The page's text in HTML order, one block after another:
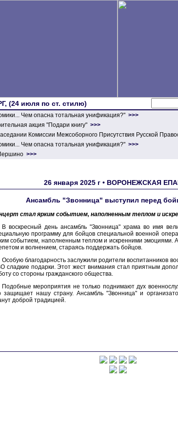
(24 июля по ст. стилю)
Чем опасна тотальная унификация?" >>>
акция "Подари книгу" >>>
Комиссии Межсоборного Присутствия Русской
Чем опасна тотальная унификация?" >>>
>>>
26 января 2025 г • ВОРОНЕЖСКАЯ
Ансамбль "Звонница" выступил перед
стал ярким событием, наполненным теплом и
В воскресный день ансамбль "Звонница" храма во имя
программу для бойцов специальной военной
событием, наполненным теплом и искренними эмоциями.
и волнением, стараясь поддержать бойцов.
Особую благодарность заслужили родители воспитанников
сладкие подарки. Этот жест внимания стал приятным
со стороны гражданского общества.
Подобные мероприятия не только поднимают дух
защищает нашу страну. Ансамбль "Звонница" и
доброй традицией.